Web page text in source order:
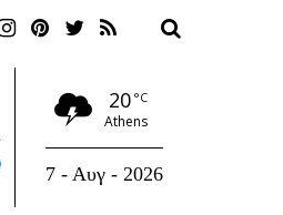
20 °C
Athens
7 - Αυγ - 2026